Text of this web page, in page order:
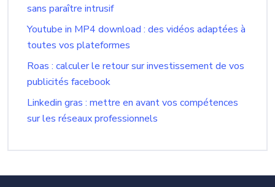
sans paraître intrusif
Youtube in MP4 download : des vidéos adaptées à
toutes vos plateformes
Roas : calculer le retour sur investissement de vos
publicités facebook
Linkedin gras : mettre en avant vos compétences
sur les réseaux professionnels